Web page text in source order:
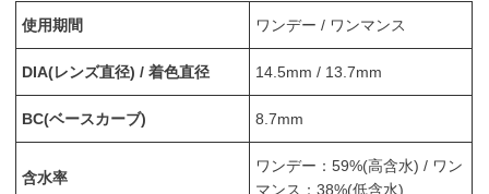
使用期間 ワンデー / ワンマンス
DIA(レンズ直径) / 着色直径 14.5mm / 13.7mm
BC(ベースカーブ) 8.7mm
含水率
ワンデー：59%(高含水) / ワン
マンス：38%(低含水)